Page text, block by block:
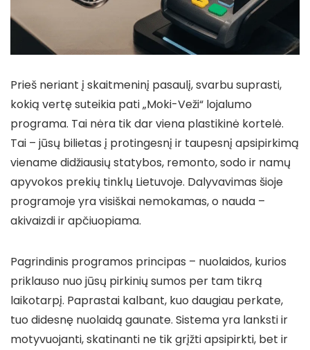
Prieš neriant į skaitmeninį pasaulį, svarbu suprasti,
kokią vertę suteikia pati „Moki-Veži“ lojalumo
programa. Tai nėra tik dar viena plastikinė kortelė.
Tai – jūsų bilietas į protingesnį ir taupesnį apsipirkimą
viename didžiausių statybos, remonto, sodo ir namų
apyvokos prekių tinklų Lietuvoje. Dalyvavimas šioje
programoje yra visiškai nemokamas, o nauda –
akivaizdi ir apčiuopiama.
Pagrindinis programos principas – nuolaidos, kurios
priklauso nuo jūsų pirkinių sumos per tam tikrą
laikotarpį. Paprastai kalbant, kuo daugiau perkate,
tuo didesnę nuolaidą gaunate. Sistema yra lanksti ir
motyvuojanti, skatinanti ne tik grįžti apsipirkti, bet ir